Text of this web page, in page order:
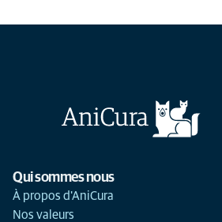
Qui sommes nous
À propos d'AniCura
Nos valeurs